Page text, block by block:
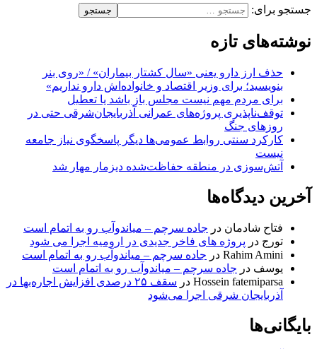
جستجو برای:
نوشته‌های تازه
حذف ارز دارو یعنی «سال کشتار بیماران» / «روی بنر
بنویسید؛ برای وزیر اقتصاد و خانواده‌اش دارو نداریم»
برای مردم مهم نیست مجلس باز باشد یا تعطیل
توقف‌ناپذیری پروژه‌های عمرانی آذربایجان‌شرقی حتی در
روزهای جنگ
کارکرد سنتی روابط عمومی‌ها دیگر پاسخگوی نیاز جامعه
نیست
آتش‌سوزی در منطقه حفاظت‌شده دیزمار مهار شد
آخرین دیدگاه‌ها
فتاح شادمان در جاده سرچم – میاندوآب رو به اتمام است
تورج در پروژه های فاخر جدیدی در ارومیه اجرا می شود
Rahim Amini در جاده سرچم – میاندوآب رو به اتمام است
یوسف در جاده سرچم – میاندوآب رو به اتمام است
Hossein fatemiparsa در
سقف ۲۵ درصدی افزایش اجاره‌بها در
آذربایجان شرقی اجرا می‌شود
بایگانی‌ها